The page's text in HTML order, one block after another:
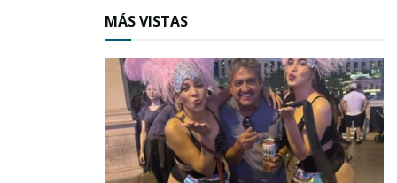
invitados especiales y los representantes de los
poderes ejecutivo, legislativo y judicial.
MÁS VISTAS